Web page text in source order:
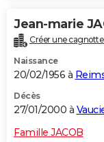
Jean-marie
Créer une
Naissance
20/02/1956 à
Décès
27/01/2000 à
Famille JACOB